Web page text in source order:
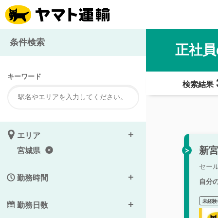
正社
検索結果
新
セー
自分
未経
条件検索
キーワード
エリア
宮城県
勤務時間
勤務日数